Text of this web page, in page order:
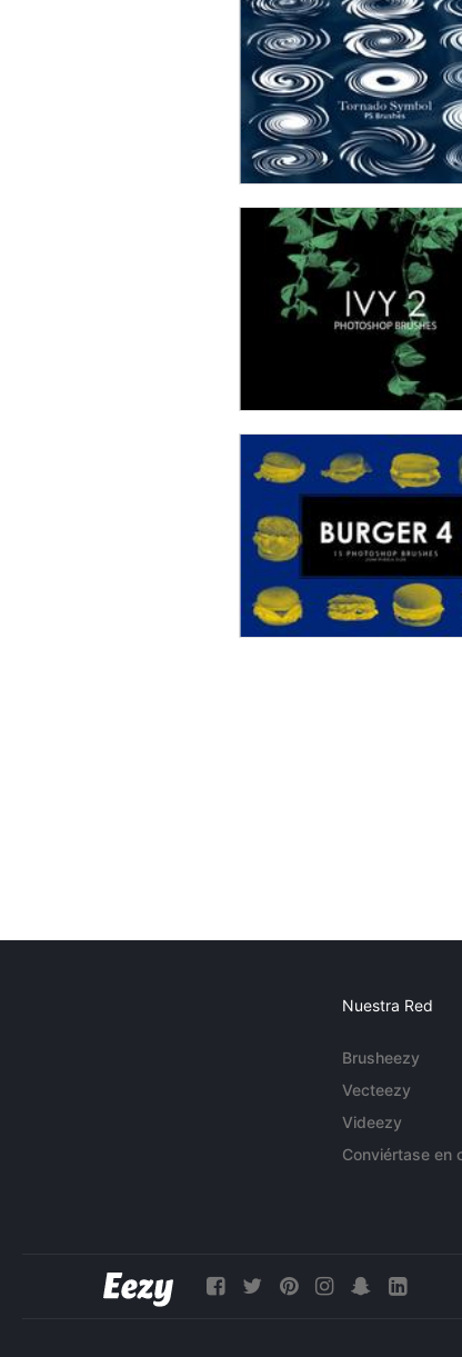
Nuestra Red
Brusheezy
Vecteezy
Videezy
Conviértase en